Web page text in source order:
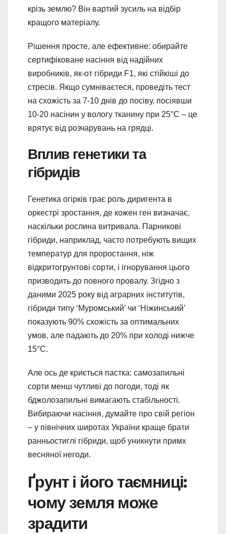
крізь землю? Він вартий зусиль на відбір
кращого матеріалу.
Рішення просте, але ефективне: обирайте
сертифіковане насіння від надійних
виробників, як-от гібриди F1, які стійкіші до
стресів. Якщо сумніваєтеся, проведіть тест
на схожість за 7-10 днів до посіву, посіявши
10-20 насінин у вологу тканину при 25°C – це
врятує від розчарувань на грядці.
Вплив генетики та
гібридів
Генетика огірків грає роль диригента в
оркестрі зростання, де кожен ген визначає,
наскільки рослина витривала. Парникові
гібриди, наприклад, часто потребують вищих
температур для проростання, ніж
відкритогрунтові сорти, і ігнорування цього
призводить до повного провалу. Згідно з
даними 2025 року від аграрних інститутів,
гібриди типу ‘Муромський’ чи ‘Ніжинський’
показують 90% схожість за оптимальних
умов, але падають до 20% при холоді нижче
15°C.
Але ось де криється пастка: самозапильні
сорти менш чутливі до погоди, тоді як
бджолозапильні вимагають стабільності.
Вибираючи насіння, думайте про свій регіон
– у північних широтах України краще брати
ранньостиглі гібриди, щоб уникнути примх
весняної негоди.
Ґрунт і його таємниці:
чому земля може
зрадити